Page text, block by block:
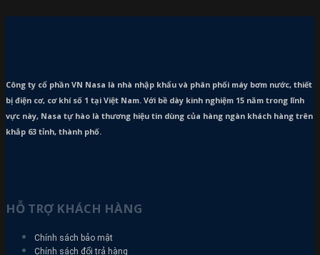
Công ty cổ phần VN Nasa là nhà nhập khẩu và phân phối máy bơm nước, thiết
bị điện cơ, cơ khí số 1 tại Việt Nam. Với bề dày kinh nghiệm 15 năm trong lĩnh
vực này, Nasa tự hào là thương hiệu tin dùng của hàng ngàn khách hàng trên
khắp 63 tỉnh, thành phố.
HỖ TRỢ KHÁCH HÀNG
Chính sách bảo mật
Chính sách đổi trả hàng